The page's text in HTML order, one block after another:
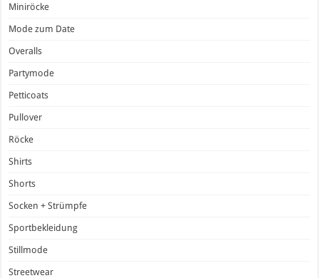
Miniröcke
Mode zum Date
Overalls
Partymode
Petticoats
Pullover
Röcke
Shirts
Shorts
Socken + Strümpfe
Sportbekleidung
Stillmode
Streetwear